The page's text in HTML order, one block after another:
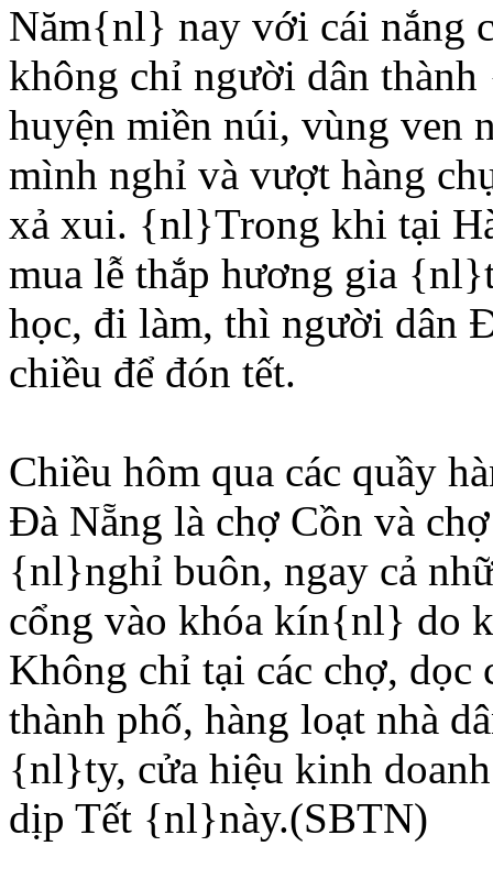
Năm{nl} nay với cái nắng
không chỉ người dân
huyện miền núi, vùng ven
mình nghỉ và vượt hàng
xả xui. {nl}Trong khi tại
mua lễ thắp hương gia
học, đi làm, thì người dân
chiều để đón tết.
Chiều hôm qua các quầy
Ðà Nẵng là chợ Cồn và
{nl}nghỉ buôn, ngay cả
cổng vào khóa kín{nl} do
Không chỉ tại các chợ,
thành phố, hàng loạt nhà
{nl}ty, cửa hiệu kinh
dịp Tết {nl}này.(SBTN)